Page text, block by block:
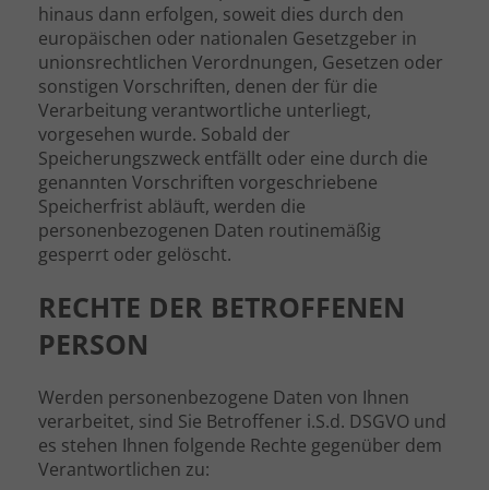
hinaus dann erfolgen, soweit dies durch den
europäischen oder nationalen Gesetzgeber in
unionsrechtlichen Verordnungen, Gesetzen oder
sonstigen Vorschriften, denen der für die
Verarbeitung verantwortliche unterliegt,
vorgesehen wurde. Sobald der
Speicherungszweck entfällt oder eine durch die
genannten Vorschriften vorgeschriebene
Speicherfrist abläuft, werden die
personenbezogenen Daten routinemäßig
gesperrt oder gelöscht.
RECHTE DER BETROFFENEN
PERSON
Werden personenbezogene Daten von Ihnen
verarbeitet, sind Sie Betroffener i.S.d. DSGVO und
es stehen Ihnen folgende Rechte gegenüber dem
Verantwortlichen zu: